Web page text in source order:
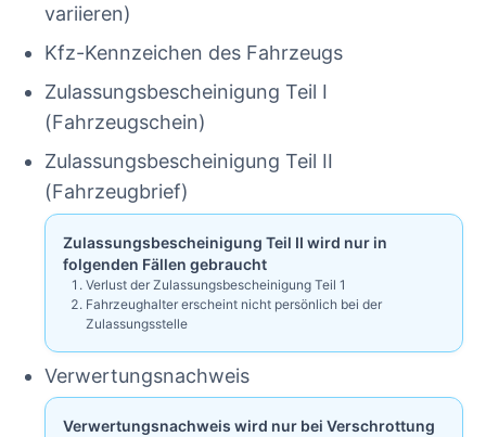
variieren)
Kfz-Kennzeichen des Fahrzeugs
Zulassungsbescheinigung Teil I
(Fahrzeugschein)
Zulassungsbescheinigung Teil II
(Fahrzeugbrief)
Zulassungsbescheinigung Teil II wird nur in
folgenden Fällen gebraucht
Verlust der Zulassungsbescheinigung Teil 1
Fahrzeughalter erscheint nicht persönlich bei der
Zulassungsstelle
Verwertungsnachweis
Verwertungsnachweis wird nur bei Verschrottung